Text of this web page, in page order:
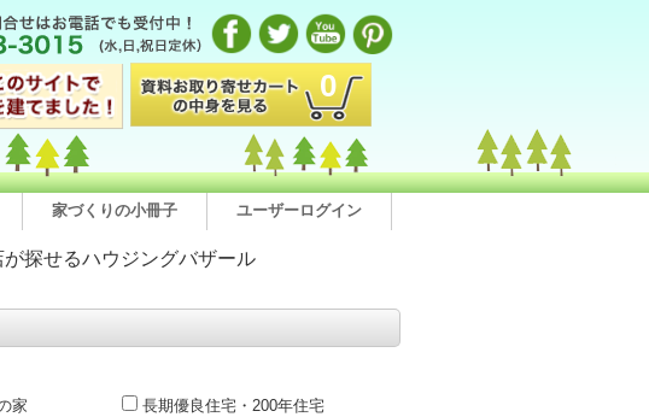
0
家づくりの小冊子 ユーザーログイン
探せるハウジングバザール
家
長期優良住宅・200年住宅